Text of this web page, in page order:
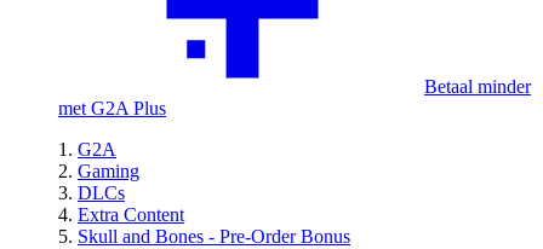
Betaal minder
met G2A Plus
G2A
Gaming
DLCs
Extra Content
Skull and Bones - Pre-Order Bonus